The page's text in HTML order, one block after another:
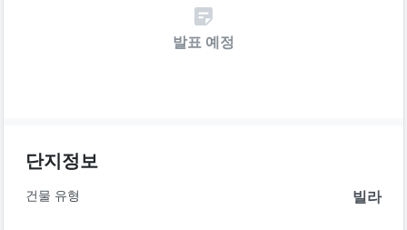
발표 예정
단지정보
건물 유형 빌라